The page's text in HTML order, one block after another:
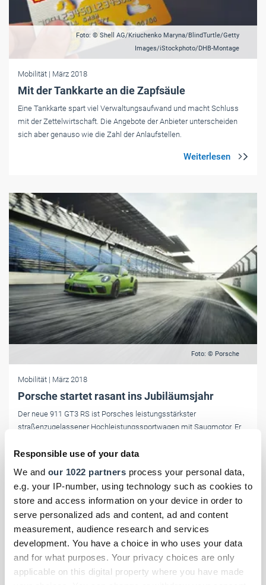
Responsible use of your data
We and our 1022 partners process your personal data,
e.g. your IP-number, using technology such as cookies to
store and access information on your device in order to
serve personalized ads and content, ad and content
measurement, audience research and services
development. You have a choice in who uses your data
and for what purposes. Your privacy choices are only
applicable on this digital property where you have made
Foto: © Shell AG/Kriuchenko Maryna/BlindTurtle/Getty
Images/iStockphoto/DHB-Montage
Mobilität | März 2018
Mit der Tankkarte an die Zapfsäule
Eine Tankkarte spart viel Verwaltungsaufwand und macht Schluss
mit der Zettelwirtschaft. Die Angebote der Anbieter unterscheiden
sich aber genauso wie die Zahl der Anlaufstellen.
Foto: © Porsche
Mobilität | März 2018
Porsche startet rasant ins Jubiläumsjahr
Der neue 911 GT3 RS ist Porsches leistungsstärkster
straßenzugelassener Hochleistungssportwagen mit Saugmotor. Er